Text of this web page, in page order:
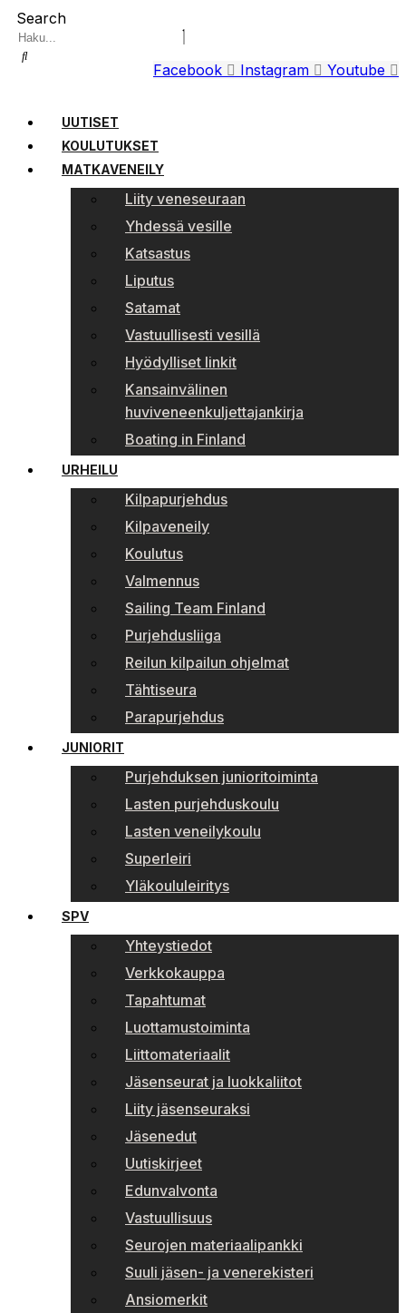
Search
Facebook Instagram Youtube
UUTISET
KOULUTUKSET
MATKAVENEILY
Liity veneseuraan
Yhdessä vesille
Katsastus
Liputus
Satamat
Vastuullisesti vesillä
Hyödylliset linkit
Kansainvälinen
huviveneenkuljettajankirja
Boating in Finland
URHEILU
Kilpapurjehdus
Kilpaveneily
Koulutus
Valmennus
Sailing Team Finland
Purjehdusliiga
Reilun kilpailun ohjelmat
Tähtiseura
Parapurjehdus
JUNIORIT
Purjehduksen junioritoiminta
Lasten purjehduskoulu
Lasten veneilykoulu
Superleiri
Yläkoululeiritys
SPV
Yhteystiedot
Verkkokauppa
Tapahtumat
Luottamustoiminta
Liittomateriaalit
Jäsenseurat ja luokkaliitot
Liity jäsenseuraksi
Jäsenedut
Uutiskirjeet
Edunvalvonta
Vastuullisuus
Seurojen materiaalipankki
Suuli jäsen- ja venerekisteri
Ansiomerkit